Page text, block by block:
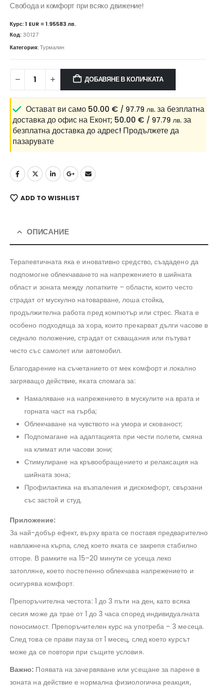
Свобода и комфорт при всяко движение!
Курс: 1 EUR = 1.95583 лв.
Код:30127
Категория:Турмалин
ДОБАВЯНЕ В КОЛИЧКАТА
Остават ви само 50.00 € / 97.79 лв. за безплатна
доставка до офис на Еконт; 50.00 € / 97.79 лв. за
безплатна доставка до адрес! Продължете да
пазарувате
ADD TO WISHLIST
ОПИСАНИЕ
Терапевтичната яка е иновативно средство, създадено да
подпомогне облекчаването на напрежението в шийната
област и зоната между лопатките – области, които често
страдат от мускулно натоварване, лоша стойка,
продължителна работа пред компютър или стрес. Яката е
особено подходяща за хора, които прекарват дълги часове в
седнало положение, страдат от схващания или пътуват
често със самолет или автомобил.
Благодарение на съчетанието от мек комфорт и локално
загряващо действие, яката спомага за:
Намаляване на напрежението в мускулите на врата и
горната част на гърба;
Облекчаване на чувството на умора и скованост;
Подпомагане на адаптацията при чести полети, смяна
на климат или часови зони;
Стимулиране на кръвообращението и релаксация на
шийната зона;
Профилактика на възпаления и дискомфорт, свързани
със застой и студ.
Приложение:
За най-добър ефект, върху врата се поставя предварително
навлажнена кърпа, след което яката се закрепя стабилно
отгоре. В рамките на 15–20 минути се усеща леко
затопляне, което постепенно облекчава напрежението и
осигурява комфорт.
Препоръчителна честота: 1 до 3 пъти на ден, като всяка
сесия може да трае от 1 до 3 часа според индивидуалната
поносимост. Препоръчителен курс на употреба – 3 месеца.
След това се прави пауза от 1 месец, след което курсът
може да се повтори при същите условия.
Важно: Появата на зачервяване или усещане за парене в
зоната на действие е нормална физиологична реакция,